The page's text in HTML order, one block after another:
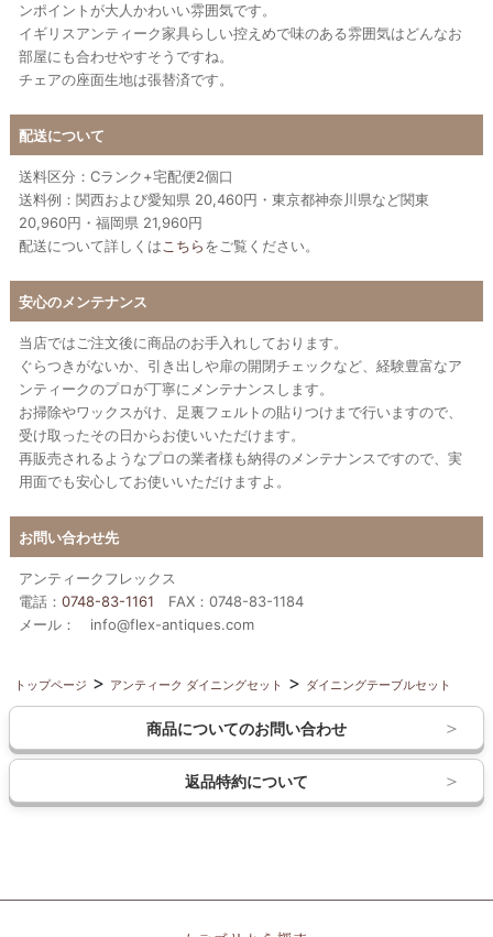
ンポイントが大人かわいい雰囲気です。
イギリスアンティーク家具らしい控えめで味のある雰囲気はどんなお
部屋にも合わせやすそうですね。
チェアの座面生地は張替済です。
配送について
送料区分：Cランク+宅配便2個口
送料例：関西および愛知県 20,460円・東京都神奈川県など関東
20,960円・福岡県 21,960円
配送について詳しくは こちらをご覧ください。
安心のメンテナンス
当店ではご注文後に商品のお手入れしております。
ぐらつきがないか、引き出しや扉の開閉チェックなど、経験豊富なア
ンティークのプロが丁寧にメンテナンスします。
お掃除やワックスがけ、足裏フェルトの貼りつけまで行いますので、
受け取ったその日からお使いいただけます。
再販売されるようなプロの業者様も納得のメンテナンスですので、実
用面でも安心してお使いいただけますよ。
お問い合わせ先
アンティークフレックス
電話： 0748-83-1161 FAX：0748-83-1184
メール： info@flex-antiques.com
トップページ アンティーク ダイニングセット ダイニングテーブルセット
商品についてのお問い合わせ
返品特約について